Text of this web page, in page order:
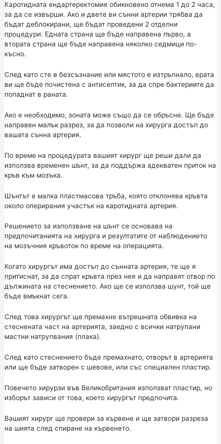
Каротидната ендартеректомия обикновено отнема 1 до 2 часа,
за да се извърши. Ако и двете ви сънни артерии трябва да
бъдат деблокирани, ще бъдат проведени 2 отделни
процедури. Едната страна ще бъде направена първо, а
втората страна ще бъде направена няколко седмици по-
късно.
След като сте в безсъзнание или мястото е изтръпнало, врата
ви ще бъде почистена с антисептик, за да спре бактериите да
попаднат в раната.
Ако е необходимо, зоната може също да се обръсне. Ще бъде
направен малък разрез, за да позволи на хирурга достъп до
вашата сънна артерия.
По време на процедурата вашият хирург ще реши дали да
използва временен шънт, за да поддържа адекватен приток на
кръв към мозъка.
Шънтът е малка пластмасова тръба, която отклонява кръвта
около оперирания участък на каротидната артерия.
Решението за използване на шънт се основава на
предпочитанията на хирурга и резултатите от наблюдението
на мозъчния кръвоток по време на операцията.
Когато хирургът има достъп до сънната артерия, те ще я
притиснат, за да спрат кръвта през нея и да направят отвор по
дължината на стеснението. Ако ще се използва шунт, той ще
бъде вмъкнат сега.
След това хирургът ще премахне вътрешната обвивка на
стеснената част на артерията, заедно с всички натрупани
мастни натрупвания (плака).
След като стеснението бъде премахнато, отворът в артерията
или ще бъде затворен с шевове, или със специален пластир.
Повечето хирурзи във Великобритания използват пластир, но
изборът зависи от това, което хирургът предпочита.
Вашият хирург ще провери за кървене и ще затвори разреза
на шията след спиране на кървенето.